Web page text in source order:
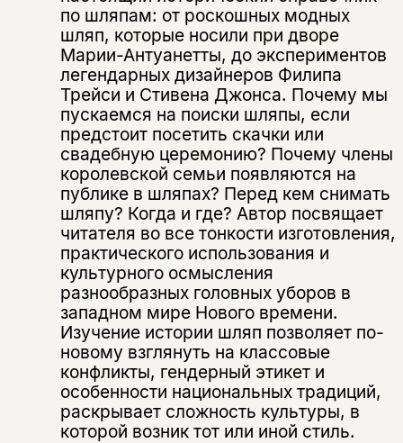
по шляпам: от роскошных модных
шляп, которые носили при дворе
Марии-Антуанетты, до экспериментов
легендарных дизайнеров Филипа
Трейси и Стивена Джонса. Почему мы
пускаемся на поиски шляпы, если
предстоит посетить скачки или
свадебную церемонию? Почему члены
королевской семьи появляются на
публике в шляпах? Перед кем снимать
шляпу? Когда и где? Автор посвящает
читателя во все тонкости изготовления,
практического использования и
культурного осмысления
разнообразных головных уборов в
западном мире Нового времени.
Изучение истории шляп позволяет по-
новому взглянуть на классовые
конфликты, гендерный этикет и
особенности национальных традиций,
раскрывает сложность культуры, в
которой возник тот или иной стиль.
Поделиться
Копировать
ссылку
ВконтактеТелеграм Дзен
Раз в неделю мы отправляем рассылку
о книгах и событиях «НЛО».
За подписку дарим промокод на
скидку 15%
Я соглашаюсь с Политикой конфиденциальности
подписаться
Вы можете подписаться на
уведомления, и при поступлении книги
на склад получить письмо на указанный
электронный адрес.
Я соглашаюсь сПолитикой конфиденциальности
подписаться
Эта книга
не предназначена для
несовершеннолетних
Скажите, пожалуйста,
вам уже исполнилось 18 лет?
да
нет, вернуться назад